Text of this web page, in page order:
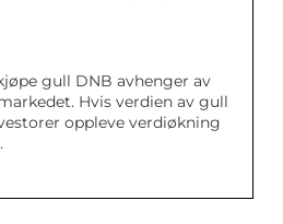
gull DNB avhenger av
Hvis verdien av gull
oppleve verdiøkning